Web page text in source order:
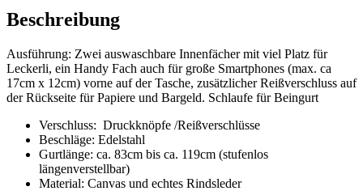
Beschreibung
Ausführung: Zwei auswaschbare Innenfächer mit viel Platz für
Leckerli, ein Handy Fach auch für große Smartphones (max. ca
17cm x 12cm) vorne auf der Tasche, zusätzlicher Reißverschluss auf
der Rückseite für Papiere und Bargeld. Schlaufe für Beingurt
Verschluss: Druckknöpfe /Reißverschlüsse
Beschläge: Edelstahl
Gurtlänge: ca. 83cm bis ca. 119cm (stufenlos
längenverstellbar)
Material: Canvas und echtes Rindsleder